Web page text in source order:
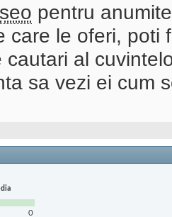
seo pentru
care le oferi, poti
cautari al
sa vezi ei cum
0